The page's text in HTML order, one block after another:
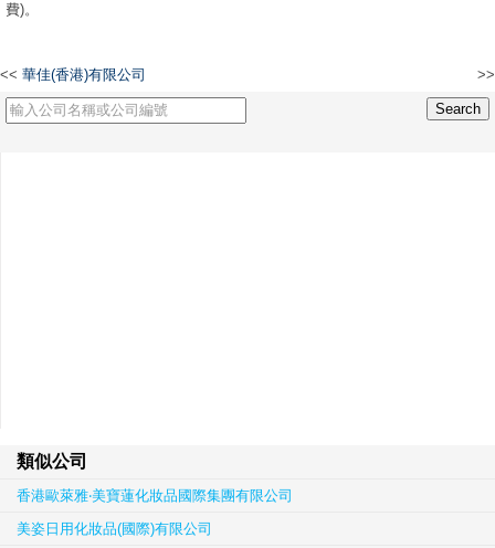
費)。
<< 華佳(香港)有限公司 >>
類似公司
香港歐萊雅‧美寶蓮化妝品國際集團有限公司
美姿日用化妝品(國際)有限公司